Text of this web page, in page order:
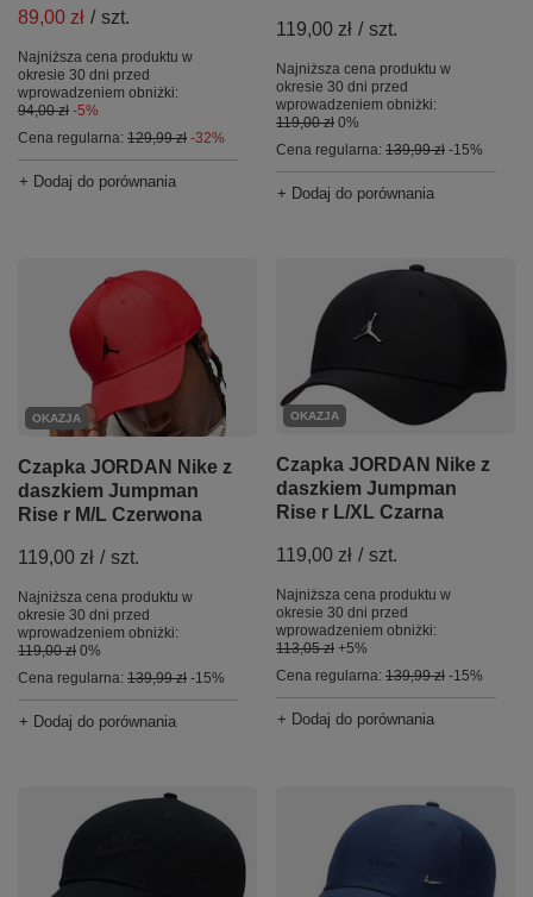
89,00 zł / szt.
Najniższa cena produktu w
okresie 30 dni przed
wprowadzeniem obniżki:
94,00 zł -5%
Cena regularna: 129,99 zł -32%
+ Dodaj do porównania
119,00 zł / szt.
Najniższa cena produktu w
okresie 30 dni przed
wprowadzeniem obniżki:
119,00 zł 0%
Cena regularna: 139,99 zł -15%
+ Dodaj do porównania
OKAZJA
Czapka JORDAN Nike z
daszkiem Jumpman
Rise r M/L Czerwona
119,00 zł / szt.
Najniższa cena produktu w
okresie 30 dni przed
wprowadzeniem obniżki:
119,00 zł 0%
Cena regularna: 139,99 zł -15%
+ Dodaj do porównania
OKAZJA
Czapka JORDAN Nike z
daszkiem Jumpman
Rise r L/XL Czarna
119,00 zł / szt.
Najniższa cena produktu w
okresie 30 dni przed
wprowadzeniem obniżki:
113,05 zł +5%
Cena regularna: 139,99 zł -15%
+ Dodaj do porównania